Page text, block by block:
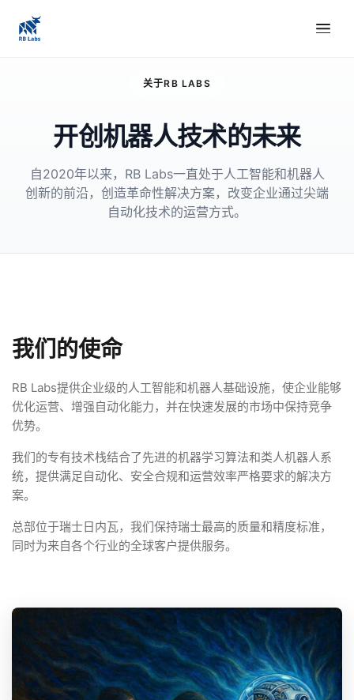
关于RB LABS
开创机器人技术的未来
自2020年以来，RB Labs一直处于人工智能和机器人
创新的前沿，创造革命性解决方案，改变企业通过尖端
自动化技术的运营方式。
我们的使命
RB Labs提供企业级的人工智能和机器人基础设施，使企业能够
优化运营、增强自动化能力，并在快速发展的市场中保持竞争
优势。
我们的专有技术栈结合了先进的机器学习算法和类人机器人系
统，提供满足自动化、安全合规和运营效率严格要求的解决方
案。
总部位于瑞士日内瓦，我们保持瑞士最高的质量和精度标准，
同时为来自各个行业的全球客户提供服务。